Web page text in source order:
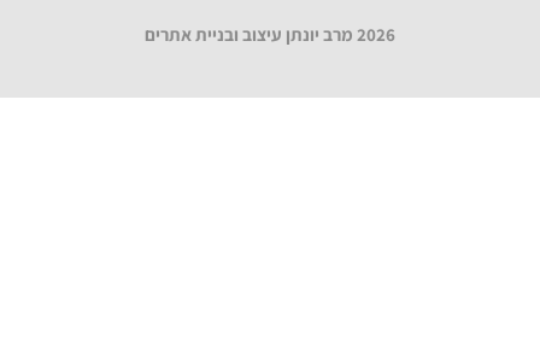
2026 מרב יונתן עיצוב ובניית אתרים